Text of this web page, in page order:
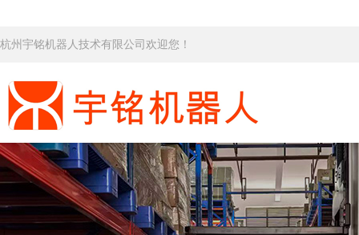
杭州宇铭机器人技术有限公司欢迎您！